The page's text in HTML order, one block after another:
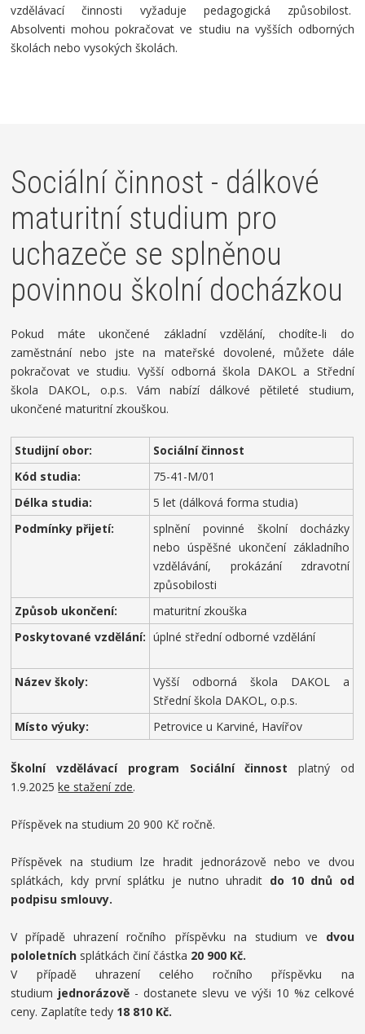
vzdělávací činnosti vyžaduje pedagogická způsobilost.
Absolventi mohou pokračovat ve studiu na vyšších odborných
školách nebo vysokých školách.
Sociální činnost - dálkové
maturitní studium pro
uchazeče se splněnou
povinnou školní docházkou
Pokud máte ukončené základní vzdělání, chodíte-li do
zaměstnání nebo jste na mateřské dovolené, můžete dále
pokračovat ve studiu. Vyšší odborná škola DAKOL a Střední
škola DAKOL, o.p.s. Vám nabízí dálkové pětileté studium,
ukončené maturitní zkouškou.
Studijní obor:
Sociální činnost
Kód studia:
75-41-M/01
Délka studia:
5 let (dálková forma studia)
Podmínky přijetí:
splnění povinné školní docházky
nebo úspěšné ukončení základního
vzdělávání, prokázání zdravotní
způsobilosti
Způsob ukončení:
maturitní zkouška
Poskytované vzdělání: úplné střední odborné vzdělání
Název školy:
Vyšší odborná škola DAKOL a
Střední škola DAKOL, o.p.s.
Místo výuky:
Petrovice u Karviné, Havířov
Školní vzdělávací program Sociální činnost platný od
1.9.2025ke stažení zde.
Příspěvek na studium 20 900 Kč ročně.
Příspěvek na studium lze hradit jednorázově nebo ve dvou
splátkách, kdy první splátku je nutno uhradit do 10 dnů od
podpisu smlouvy.
V případě uhrazení ročního příspěvku na studium ve
dvou
pololetních splátkách činí částka 20 900 Kč.
V případě uhrazení celého ročního příspěvku na
studium jednorázově - dostanete slevu ve výši 10 %z celkové
ceny. Zaplatíte tedy 18 810 Kč.